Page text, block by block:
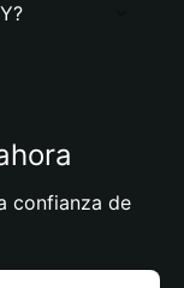
confianza de